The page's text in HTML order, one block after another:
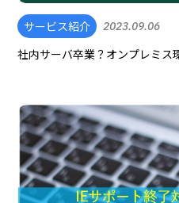
サービス紹介 2023.09.06
社内サーバ卒業？オンプレミス